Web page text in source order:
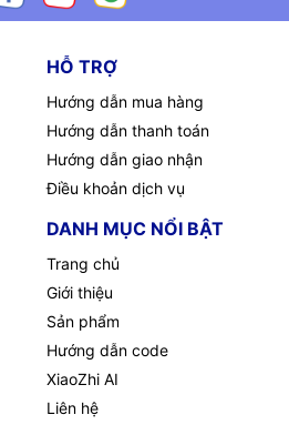
HỖ TRỢ
Hướng dẫn mua hàng
Hướng dẫn thanh toán
Hướng dẫn giao nhận
Điều khoản dịch vụ
DANH MỤC NỔI BẬT
Trang chủ
Giới thiệu
Sản phẩm
Hướng dẫn code
XiaoZhi AI
Liên hệ